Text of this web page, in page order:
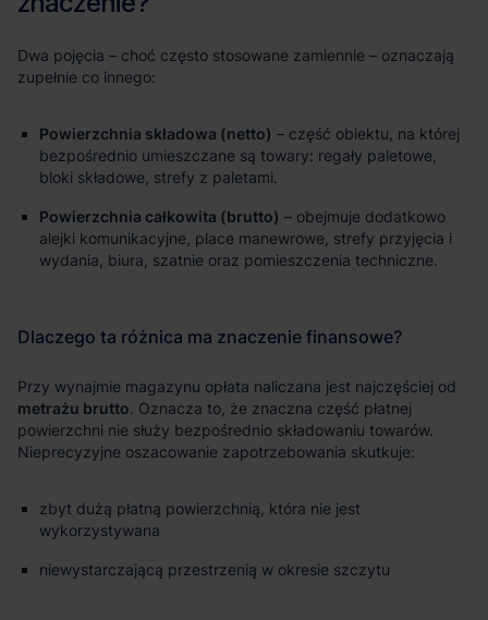
Powierzchnia składowa (netto) – część obiektu, na której
bezpośrednio umieszczane są towary: regały paletowe,
bloki składowe, strefy z paletami.
Powierzchnia całkowita (brutto) – obejmuje dodatkowo
alejki komunikacyjne, place manewrowe, strefy przyjęcia i
wydania, biura, szatnie oraz pomieszczenia techniczne.
metrażu brutto
zbyt dużą płatną powierzchnią, która nie jest
wykorzystywana
niewystarczającą przestrzenią w okresie szczytu